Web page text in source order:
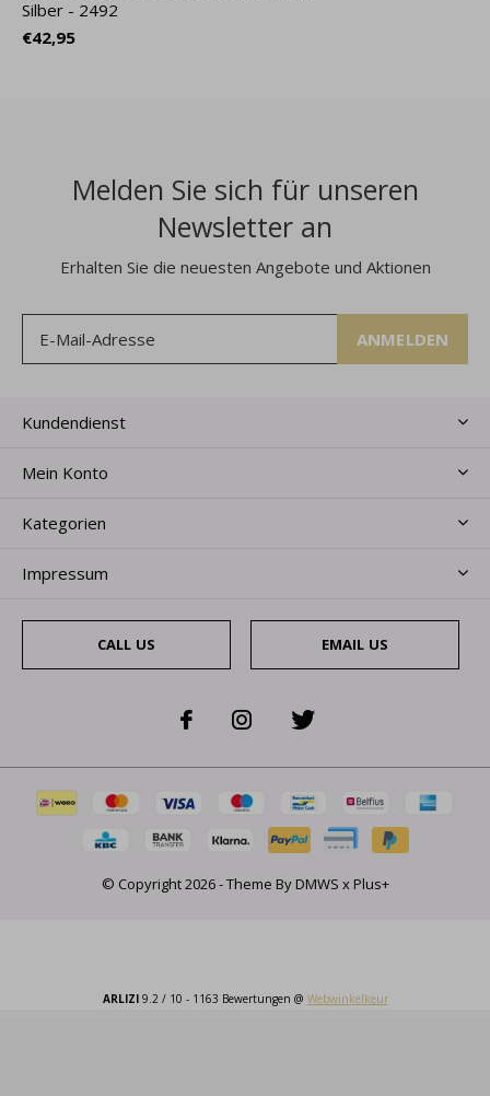
Silber - 2492
€42,95
Melden Sie sich für unseren
Newsletter an
Erhalten Sie die neuesten Angebote und Aktionen
ANMELDEN
Kundendienst
Mein Konto
Kategorien
Impressum
CALL US EMAIL US
© Copyright2026- Theme ByDMWS xPlus+
ARLIZI9.2/ 10 - 1163 Bewertungen @ Webwinkelkeur